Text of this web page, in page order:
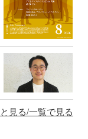
見る/一覧で見る